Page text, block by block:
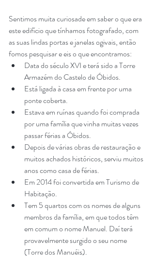
Sentimos muita curiosade em saber o que era
este edifício que tínhamos fotografado, com
as suas lindas portas e janelas ogivais, então
fomos pesquisar e eis o que encontramos:
Data do século XVI e terá sido a Torre
Armazém do Castelo de Óbidos.
Está ligada à casa em frente por uma
ponte coberta.
Estava em ruínas quando foi comprada
por uma família que vinha muitas vezes
passar férias a Óbidos.
Depois de várias obras de restauração e
muitos achados históricos, serviu muitos
anos como casa de férias.
Em 2014 foi convertida em Turismo de
Habitação.
Tem 5 quartos com os nomes de alguns
membros da família, em que todos têm
em comum o nome Manuel. Daí terá
provavelmente surgido o seu nome
(Torre dos Manuéis).